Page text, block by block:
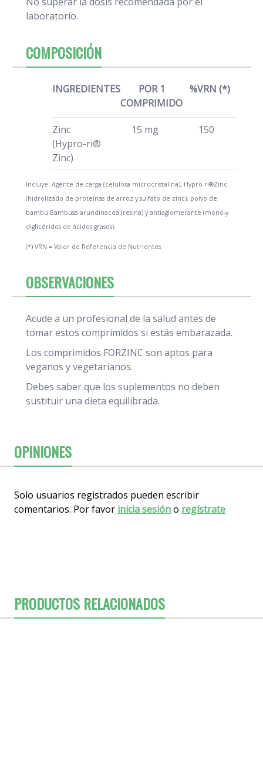
laboratorio.
COMPOSICIÓN
INGREDIENTES
POR 1
COMPRIMIDO
%VRN (*)
Zinc
(Hypro-ri®
Zinc)
15 mg 150
Incluye: Agente de carga (celulosa microcristalina), Hypro-ri®Zinc
(hidrolizado de proteínas de arroz y sulfato de zinc), polvo de
bambú Bambusa arundinacea (resina) y antiaglomerante (mono-y
diglicéridos de ácidos grasos).
(*) VRN = Valor de Referencia de Nutrientes.
OBSERVACIONES
Acude a un profesional de la salud antes de
tomar estos comprimidos si estás embarazada.
Los comprimidos FORZINC son aptos para
veganos y vegetarianos.
Debes saber que los suplementos no deben
sustituir una dieta equilibrada.
OPINIONES
Solo usuarios registrados pueden escribir
comentarios. Por favor inicia sesióno regístrate
PRODUCTOS RELACIONADOS